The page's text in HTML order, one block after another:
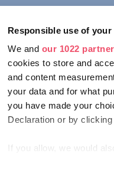
Responsible use of your
We and our 1022
cookies to store and
and content
your data and for what
you have made your
Declaration or by
If you allow, we would